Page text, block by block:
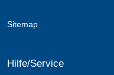
Sitemap
Hilfe/Service